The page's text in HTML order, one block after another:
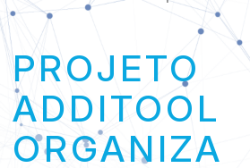
PROJETO
ADDITOOL
ORGANIZA